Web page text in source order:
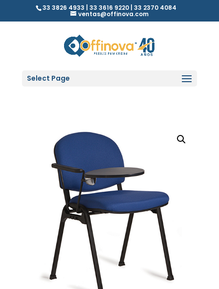
33 3826 4933 | 33 3616 9220 | 33 2370 4084
ventas@offinova.com
Select Page